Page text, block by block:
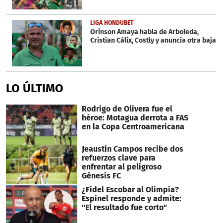
LIGA HONDUBET
Orinson Amaya habla de Arboleda,
Cristian Cálix, Costly y anuncia otra baja
LO ÚLTIMO
Rodrigo de Olivera fue el
héroe: Motagua derrota a FAS
en la Copa Centroamericana
Jeaustin Campos recibe dos
refuerzos clave para
enfrentar al peligroso
Génesis FC
¿Fidel Escobar al Olimpia?
Espinel responde y admite:
"El resultado fue corto"